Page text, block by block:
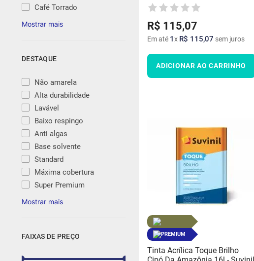
Café Torrado
DESTAQUE
Não amarela
Alta durabilidade
Lavável
Baixo respingo
Anti algas
Base solvente
Standard
Máxima cobertura
Super Premium
FAIXAS DE PREÇO
R$ 115,07
Em até 1 x R$ 115,07 sem juros
ADICIONAR AO CARRINHO
PREMIUM
Tinta Acrílica Toque Brilho